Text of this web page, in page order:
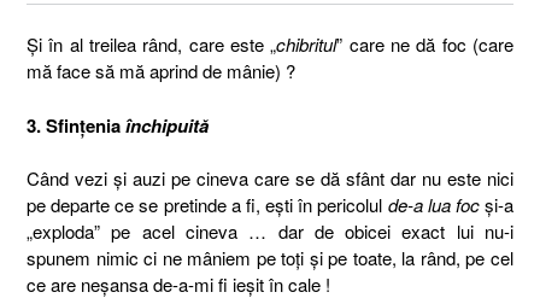
Și în al treilea rând, care este „chibritul” care ne dă foc (care
mă face să mă aprind de mânie) ?
3. Sfințeniaînchipuită
Când vezi și auzi pe cineva care se dă sfânt dar nu este nici
pe departe ce se pretinde a fi, ești în pericolul de-a lua focși-a
„exploda” pe acel cineva … dar de obicei exact lui nu-i
spunem nimic ci ne mâniem pe toți și pe toate, la rând, pe cel
ce are neșansa de-a-mi fi ieșit în cale !